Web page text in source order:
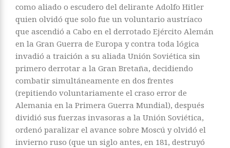
como aliado o escudero del delirante Adolfo Hitler
quien olvidó que solo fue un voluntario austríaco
que ascendió a Cabo en el derrotado Ejército Alemán
en la Gran Guerra de Europa y contra toda lógica
invadió a traición a su aliada Unión Soviética sin
primero derrotar a la Gran Bretaña, decidiendo
combatir simultáneamente en dos frentes
(repitiendo voluntariamente el craso error de
Alemania en la Primera Guerra Mundial), después
dividió sus fuerzas invasoras a la Unión Soviética,
ordenó paralizar el avance sobre Moscú y olvidó el
invierno ruso (que un siglo antes, en 181, destruyó